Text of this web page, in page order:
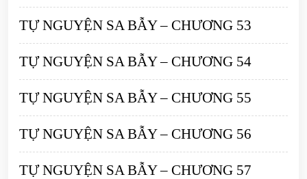
TỰ NGUYỆN SA BẪY – CHƯƠNG 53
TỰ NGUYỆN SA BẪY – CHƯƠNG 54
TỰ NGUYỆN SA BẪY – CHƯƠNG 55
TỰ NGUYỆN SA BẪY – CHƯƠNG 56
TỰ NGUYỆN SA BẪY – CHƯƠNG 57